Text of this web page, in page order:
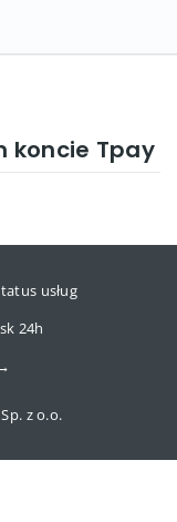
koncie Tpay
usług
24h
z o.o.